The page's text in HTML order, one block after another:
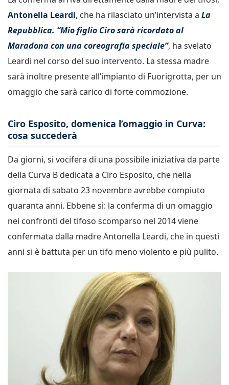
Antonella Leardi, che ha rilasciato un’intervista a La
Repubblica. “Mio figlio Ciro sarà ricordato al
Maradona con una coreografia speciale”, ha svelato
Leardi nel corso del suo intervento. La stessa madre
sarà inoltre presente all’impianto di Fuorigrotta, per un
omaggio che sarà carico di forte commozione.
Ciro Esposito, domenica l’omaggio in Curva:
cosa succederà
Da giorni, si vocifera di una possibile iniziativa da parte
della Curva B dedicata a Ciro Esposito, che nella
giornata di sabato 23 novembre avrebbe compiuto
quaranta anni. Ebbene sì: la conferma di un omaggio
nei confronti del tifoso scomparso nel 2014 viene
confermata dalla madre Antonella Leardi, che in questi
anni si è battuta per un tifo meno violento e più pulito.